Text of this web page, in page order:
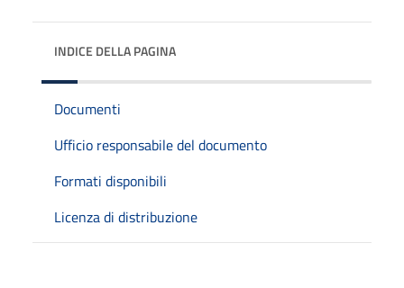
INDICE DELLA PAGINA
Documenti
Ufficio responsabile del documento
Formati disponibili
Licenza di distribuzione